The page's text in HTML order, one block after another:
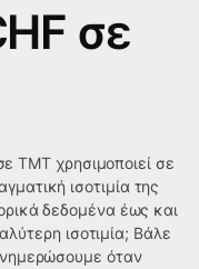
σε
TMT χρησιμοποιεί σε
ισοτιμία της
δεδομένα έως και
ισοτιμία; Βάλε
όταν